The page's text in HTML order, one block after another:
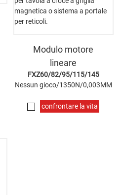
Modulo motore
lineare
FXZ60/82/95/115/145
Nessun gioco/1350N/0,003MM
confrontare la vita